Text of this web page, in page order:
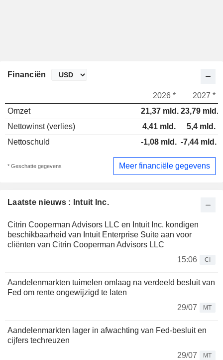
Laatste nieuws : Intuit Inc.
Citrin Cooperman Advisors LLC en Intuit Inc. kondigen
beschikbaarheid van Intuit Enterprise Suite aan voor
cliënten van Citrin Cooperman Advisors LLC
15:06
CI
Aandelenmarkten tuimelen omlaag na verdeeld besluit van
Fed om rente ongewijzigd te laten
29/07
MT
Aandelenmarkten lager in afwachting van Fed-besluit en
cijfers techreuzen
29/07
MT
Financiën
2026 *
2027 *
Omzet
21,37 mld. 23,79 mld.
Nettowinst (verlies)
4,41 mld.
5,4 mld.
Nettoschuld
-1,08 mld. -7,44 mld.
* Geschatte gegevens Meer financiële gegevens